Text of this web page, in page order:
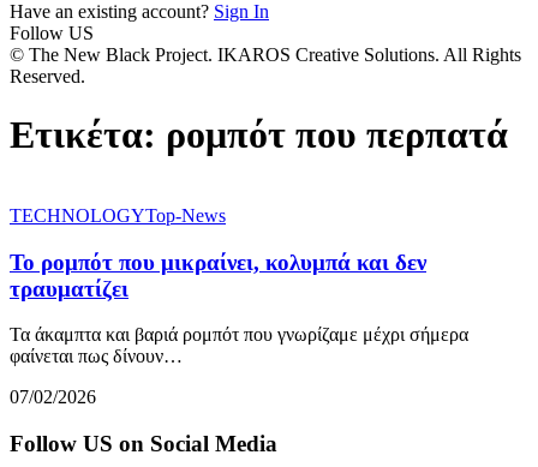
Have an existing account? Sign In
Follow US
© The New Black Project. IKAROS Creative Solutions. All Rights
Reserved.
Ετικέτα: ρομπότ που περπατά
TECHNOLOGYTop-News
Το ρομπότ που μικραίνει, κολυμπά και δεν
τραυματίζει
Τα άκαμπτα και βαριά ρομπότ που γνωρίζαμε μέχρι σήμερα
φαίνεται πως δίνουν…
07/02/2026
Follow US on Social Media